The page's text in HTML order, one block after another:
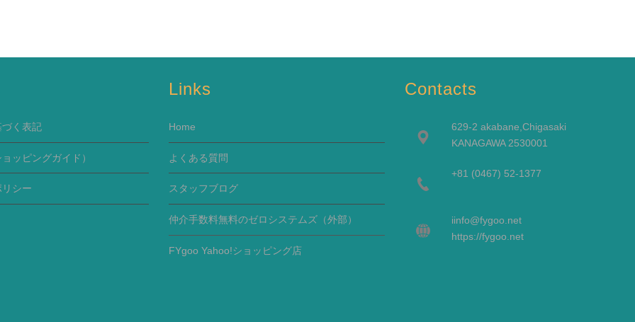
く表記
ョッピングガイド）
シー
Links
Home
よくある質問
スタッフブログ
仲介手数料無料のゼロシステムズ（外部）
FYgoo Yahoo!ショッピング店
Contacts
629-2 akabane,Chigasaki
KANAGAWA 2530001
+81 (0467) 52-1377
iinfo@fygoo.net
https://fygoo.net